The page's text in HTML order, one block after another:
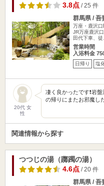
3.8点/ 25 件
群馬県 / 吾
万座・鹿沢
JR万座鹿沢
田代下車、徒
営業時間
入浴料金
日帰り 塩
20代 女
性
凄く良かったです❗️岩
の帰りにまたお邪魔し
関連情報から探す
つつじの湯（躑躅の湯）
4.6点/ 20 件
群馬県 / 吾